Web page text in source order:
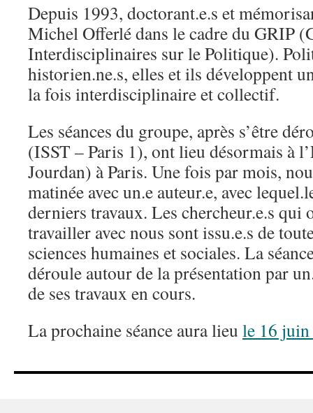
Depuis 1993, doctorant.e.s et
Michel Offerlé dans le cadre du GRIP
Interdisciplinaires sur le Politique).
historien.ne.s, elles et ils développent
la fois interdisciplinaire et collectif.
Les séances du groupe, après s’être
(ISST – Paris 1), ont lieu désormais à
Jourdan) à Paris. Une fois par mois,
matinée avec un.e auteur.e, avec
derniers travaux. Les chercheur.e.s
travailler avec nous sont issu.e.s de
sciences humaines et sociales. La
déroule autour de la présentation par
de ses travaux en cours.
La prochaine séance aura lieu le 16